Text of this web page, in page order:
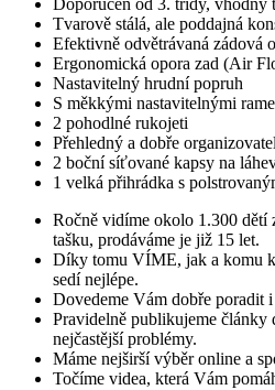
Doporučen od 3. třídy, vhodný
Tvarově stálá, ale poddajná
Efektivně odvětrávaná zádová
Ergonomická opora zad (Air
Nastavitelný hrudní popruh
S měkkými nastavitelnými
2 pohodlné rukojeti
Přehledný a dobře
2 boční síťované kapsy na
1 velká přihrádka s
Ročně vidíme okolo 1.300 dětí
tašku, prodáváme je již 15 let.
Díky tomu VÍME, jak a komu
sedí nejlépe.
Dovedeme Vám dobře poradit
Pravidelně publikujeme články
nejčastější problémy.
Máme nejširší výběr online a
Točíme videa, která Vám